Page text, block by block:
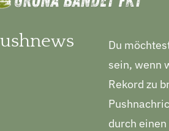
Du
sein, wenn
Rekord zu
durch